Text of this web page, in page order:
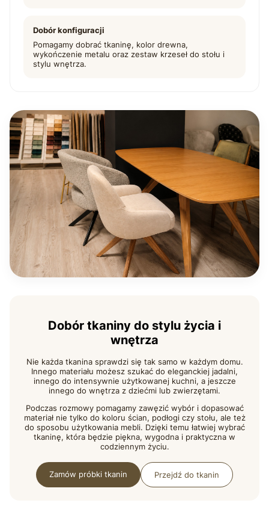
Dobór konfiguracji
Pomagamy dobrać tkaninę, kolor drewna,
wykończenie metalu oraz zestaw krzeseł do stołu i
stylu wnętrza.
Dobór tkaniny do stylu życia i
wnętrza
Nie każda tkanina sprawdzi się tak samo w każdym domu.
Innego materiału możesz szukać do eleganckiej jadalni,
innego do intensywnie użytkowanej kuchni, a jeszcze
innego do wnętrza z dziećmi lub zwierzętami.
Podczas rozmowy pomagamy zawęzić wybór i dopasować
materiał nie tylko do koloru ścian, podłogi czy stołu, ale też
do sposobu użytkowania mebli. Dzięki temu łatwiej wybrać
tkaninę, która będzie piękna, wygodna i praktyczna w
codziennym życiu.
Zamów próbki tkanin Przejdź do tkanin